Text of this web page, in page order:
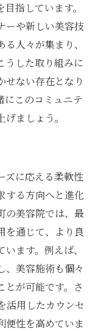
指しています。
ーや新しい美容技
人々が集まり、
うした取り組みに
せない存在となり
にこのコミュニテ
ましょう。
ズに応える柔軟性
する方向へと進化
の美容院では、最
を通じて、より良
ます。例えば、
、美容施術も個々
とが可能です。さ
活用したカウンセ
便性を高めていま